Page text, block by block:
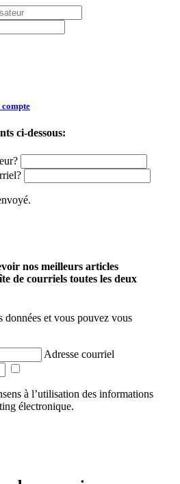
ci-dessous:
nos meilleurs articles
de courriels toutes les deux
données et vous pouvez vous
Adresse courriel
à l’utilisation des informations
électronique.